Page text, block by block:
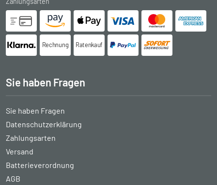
Rechnung Ratenkauf
Sie haben Fragen
Sie haben Fragen
Datenschutzerklärung
Zahlungsarten
Versand
Batterieverordnung
AGB